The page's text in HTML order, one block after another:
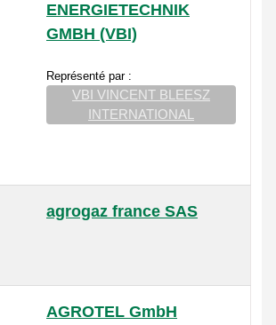
ENERGIETECHNIK
GMBH (VBI)
Représenté par :
VBI VINCENT BLEESZ
INTERNATIONAL
agrogaz france SAS
AGROTEL GmbH